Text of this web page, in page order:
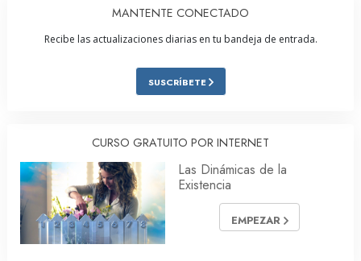
MANTENTE CONECTADO
Recibe las actualizaciones diarias en tu bandeja de entrada.
SUSCRÍBETE
CURSO GRATUITO POR INTERNET
Las Dinámicas de la
Existencia
EMPEZAR